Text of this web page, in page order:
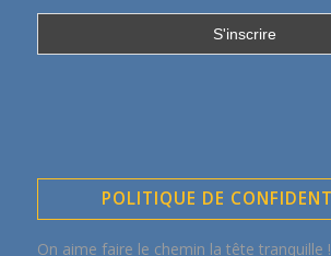
POLITIQUE DE
On aime faire le chemin la tête tranquille